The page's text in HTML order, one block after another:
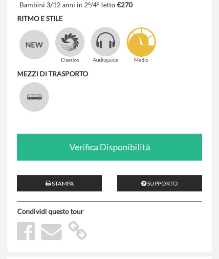
Bambini 3/12 anni in 2°/4° letto€270
RITMO E STILE
MEZZI DI TRASPORTO
Verifica Disponibilità
STAMPA SUPPORTO
Condividi questo tour